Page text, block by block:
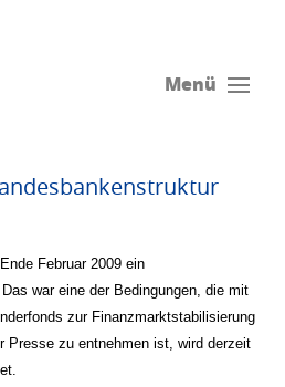
Menü
Februar 2009 ein
war eine der Bedingungen, die mit
zur Finanzmarktstabilisierung
Presse zu entnehmen ist, wird derzeit